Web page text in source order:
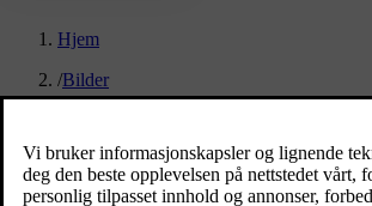
Hjem
/Bilder